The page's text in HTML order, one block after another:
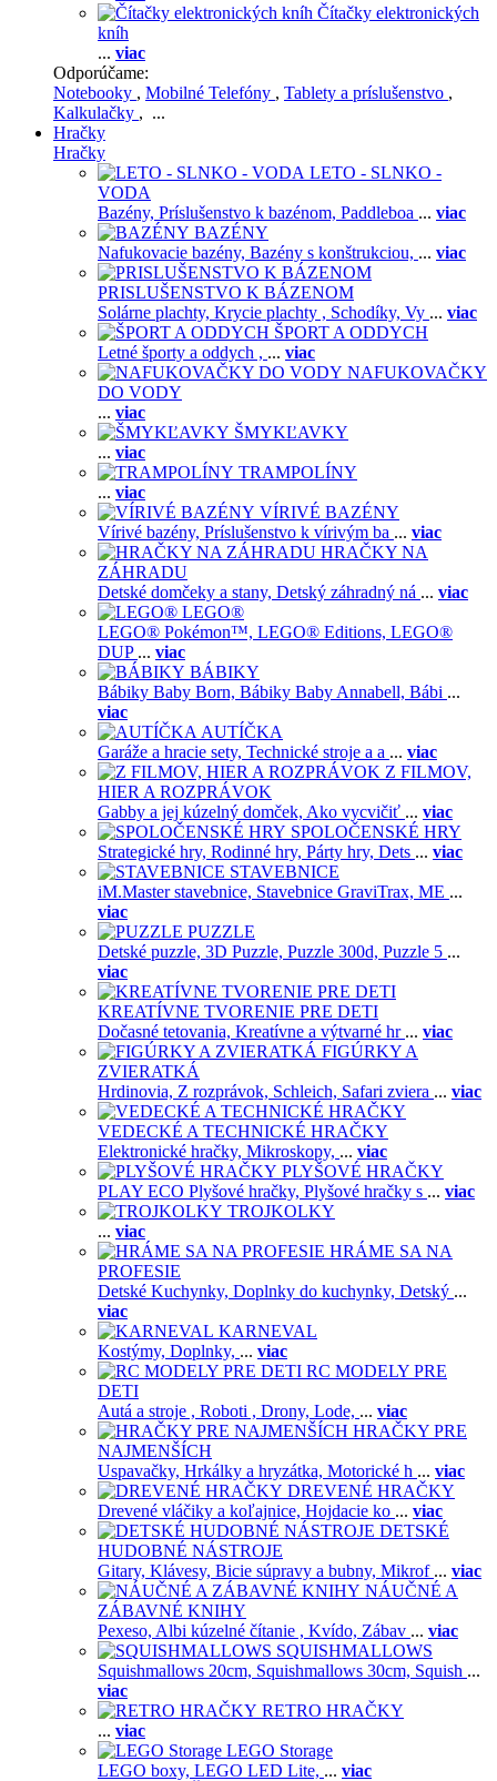
Čítačky elektronických
kníh
... viac
Odporúčame:
Notebooky , Mobilné Telefóny , Tablety a príslušenstvo ,
Kalkulačky , ...
Hračky
Hračky
LETO - SLNKO -
VODA
Bazény, Príslušenstvo k bazénom, Paddleboa ... viac
BAZÉNY
Nafukovacie bazény, Bazény s konštrukciou, ... viac
PRISLUŠENSTVO K BÁZENOM
Solárne plachty, Krycie plachty , Schodíky, Vy ... viac
ŠPORT A ODDYCH
Letné športy a oddych , ... viac
NAFUKOVAČKY
DO VODY
... viac
ŠMYKĽAVKY
... viac
TRAMPOLÍNY
... viac
VÍRIVÉ BAZÉNY
Vírivé bazény, Príslušenstvo k vírivým ba ... viac
HRAČKY NA
ZÁHRADU
Detské domčeky a stany, Detský záhradný ná ... viac
LEGO®
LEGO® Pokémon™, LEGO® Editions, LEGO®
DUP ... viac
BÁBIKY
Bábiky Baby Born, Bábiky Baby Annabell, Bábi ...
viac
AUTÍČKA
Garáže a hracie sety, Technické stroje a a ... viac
Z FILMOV,
HIER A ROZPRÁVOK
Gabby a jej kúzelný domček, Ako vycvičiť ... viac
SPOLOČENSKÉ HRY
Strategické hry, Rodinné hry, Párty hry, Dets ... viac
STAVEBNICE
iM.Master stavebnice, Stavebnice GraviTrax, ME ...
viac
PUZZLE
Detské puzzle, 3D Puzzle, Puzzle 300d, Puzzle 5 ...
viac
KREATÍVNE TVORENIE PRE DETI
Dočasné tetovania, Kreatívne a výtvarné hr ... viac
FIGÚRKY A
ZVIERATKÁ
Hrdinovia, Z rozprávok, Schleich, Safari zviera ... viac
VEDECKÉ A TECHNICKÉ HRAČKY
Elektronické hračky, Mikroskopy, ... viac
PLYŠOVÉ HRAČKY
PLAY ECO Plyšové hračky, Plyšové hračky s ... viac
TROJKOLKY
... viac
HRÁME SA NA
PROFESIE
Detské Kuchynky, Doplnky do kuchynky, Detský ...
viac
KARNEVAL
Kostýmy, Doplnky, ... viac
RC MODELY PRE
DETI
Autá a stroje , Roboti , Drony, Lode, ... viac
HRAČKY PRE
NAJMENŠÍCH
Uspavačky, Hrkálky a hryzátka, Motorické h ... viac
DREVENÉ HRAČKY
Drevené vláčiky a koľajnice, Hojdacie ko ... viac
DETSKÉ
HUDOBNÉ NÁSTROJE
Gitary, Klávesy, Bicie súpravy a bubny, Mikrof ... viac
NÁUČNÉ A
ZÁBAVNÉ KNIHY
Pexeso, Albi kúzelné čítanie , Kvído, Zábav ... viac
SQUISHMALLOWS
Squishmallows 20cm, Squishmallows 30cm, Squish ...
viac
RETRO HRAČKY
... viac
LEGO Storage
LEGO boxy, LEGO LED Lite, ... viac